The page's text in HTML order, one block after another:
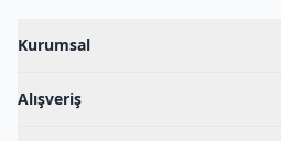
Kurumsal
Blog
Alışveriş